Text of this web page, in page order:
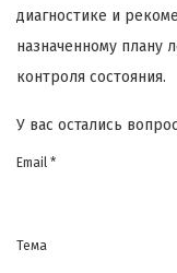
диагностике и
назначенному плану
контроля состояния.
У вас остались
Email *
Тема